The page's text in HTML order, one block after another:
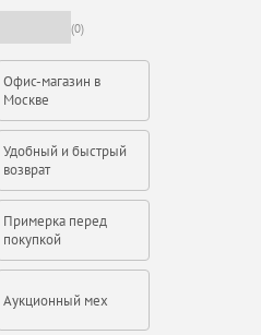
(0)
Офис-магазин в
Москве
Удобный и быстрый
возврат
Примерка перед
покупкой
Аукционный мех